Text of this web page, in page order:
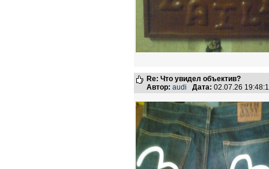
Re: Что увидел объектив?
Автор: audi Дата: 02.07.26